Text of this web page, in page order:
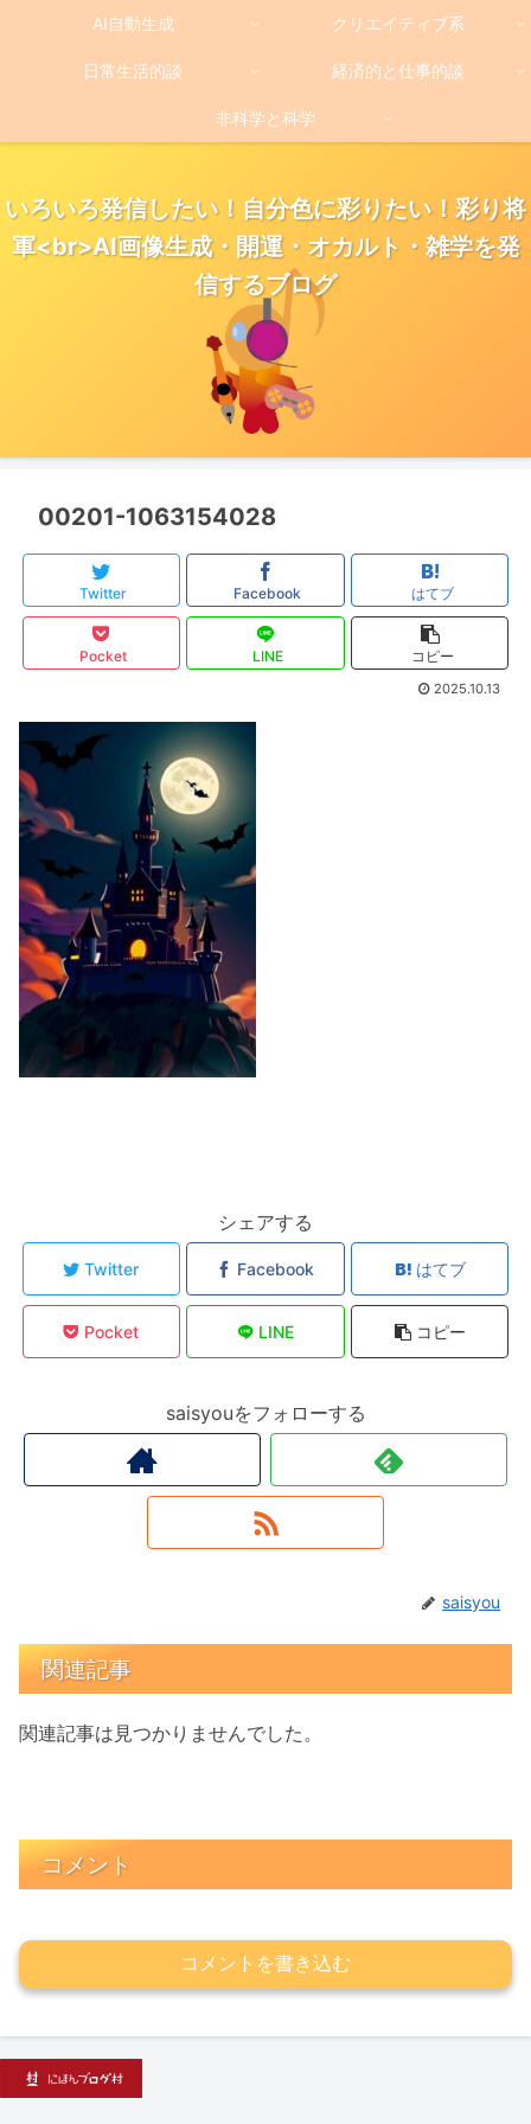
いろいろ発信したい！自分色に彩りたい！彩り将
軍<br>AI画像生成・開運・オカルト・雑学を発
信するブログ
AI自動生成 クリエイティブ系
日常生活的談 経済的と仕事的談
非科学と科学
00201-1063154028
Twitter Facebook はてブ
Pocket LINE コピー
2025.10.13
シェアする
Twitter Facebook はてブ
Pocket LINE コピー
saisyouをフォローする
saisyou
関連記事
関連記事は見つかりませんでした。
コメント
コメントを書き込む